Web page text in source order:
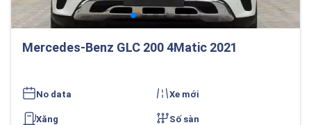
Mercedes-Benz GLC 200 4Matic 2021
No data Xe mới
Xăng Số sàn